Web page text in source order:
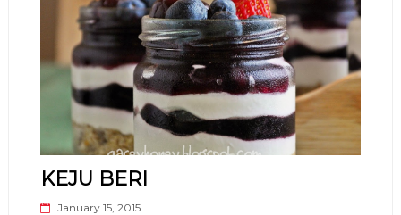
KEJU BERI
January 15, 2015